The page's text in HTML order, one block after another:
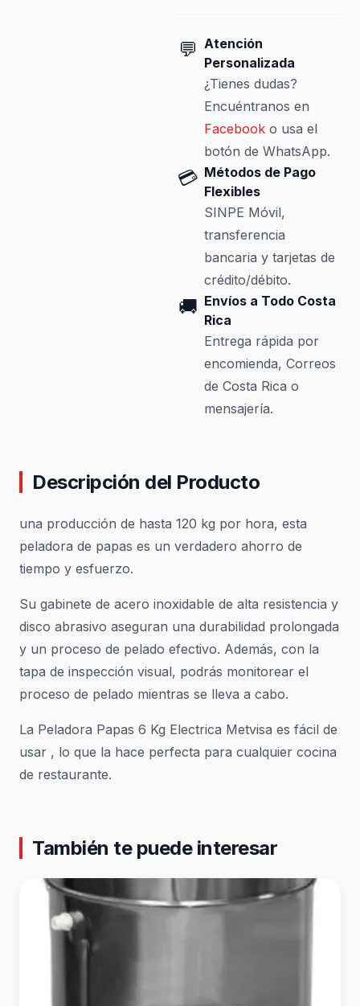
💬 Atención
Personalizada
¿Tienes dudas?
Encuéntranos en
Facebooko usa el
botón de WhatsApp.
💳 Métodos de Pago
Flexibles
SINPE Móvil,
transferencia
bancaria y tarjetas de
crédito/débito.
🚚 Envíos a Todo Costa
Rica
Entrega rápida por
encomienda, Correos
de Costa Rica o
mensajería.
Descripción del Producto
una producción de hasta 120 kg por hora, esta
peladora de papas es un verdadero ahorro de
tiempo y esfuerzo.
Su gabinete de acero inoxidable de alta resistencia y
disco abrasivo aseguran una durabilidad prolongada
y un proceso de pelado efectivo. Además, con la
tapa de inspección visual, podrás monitorear el
proceso de pelado mientras se lleva a cabo.
La Peladora Papas 6 Kg Electrica Metvisa es fácil de
usar , lo que la hace perfecta para cualquier cocina
de restaurante.
También te puede interesar